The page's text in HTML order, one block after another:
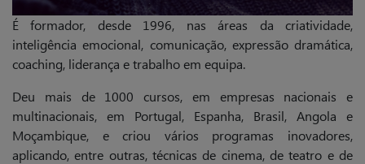
É formador, desde 1996, nas áreas da criatividade,
inteligência emocional, comunicação, expressão dramática,
coaching, liderança e trabalho em equipa.
Deu mais de 1000 cursos, em empresas nacionais e
multinacionais, em Portugal, Espanha, Brasil, Angola e
Moçambique, e criou vários programas inovadores,
aplicando, entre outras, técnicas de cinema, de teatro e de